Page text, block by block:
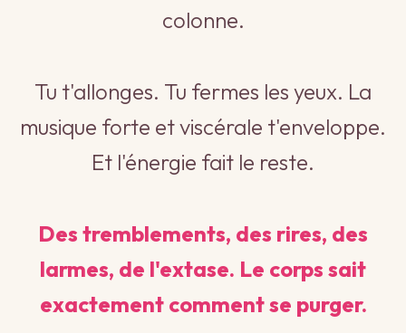
colonne.
Tu t'allonges. Tu fermes les yeux. La
musique forte et viscérale t'enveloppe.
Et l'énergie fait le reste.
Des tremblements, des rires, des
larmes, de l'extase. Le corps sait
exactement comment se purger.